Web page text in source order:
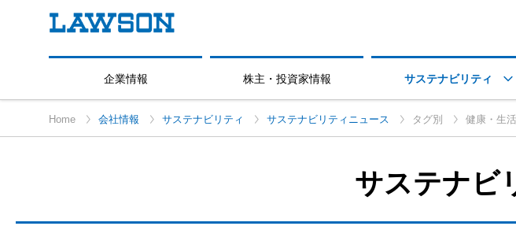
企業情報 株主・投資家情報 サステナビリティ 
Home 会社情報 サステナビリティ サステナビリティニュース タグ別 健康・生
サステナビ